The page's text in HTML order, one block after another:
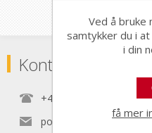
Kontaktinformasjon
+47 22 30 40 70
post@nordictools.no
Ved å bruke
samtykker du i
i din
få mer